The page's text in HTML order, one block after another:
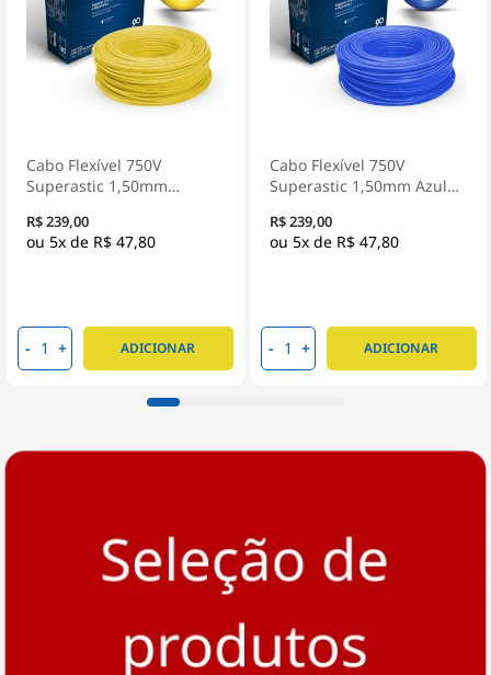
Cabo Flexível 750V
Superastic 1,50mm
Prysmian
R$ 239,00
5x de R$ 47,80
- + ADICIONAR
Cabo Flexível 750V
Superastic 1,50mm Azul
R$ 239,00
5x de R$ 47,80
- + ADICIONAR